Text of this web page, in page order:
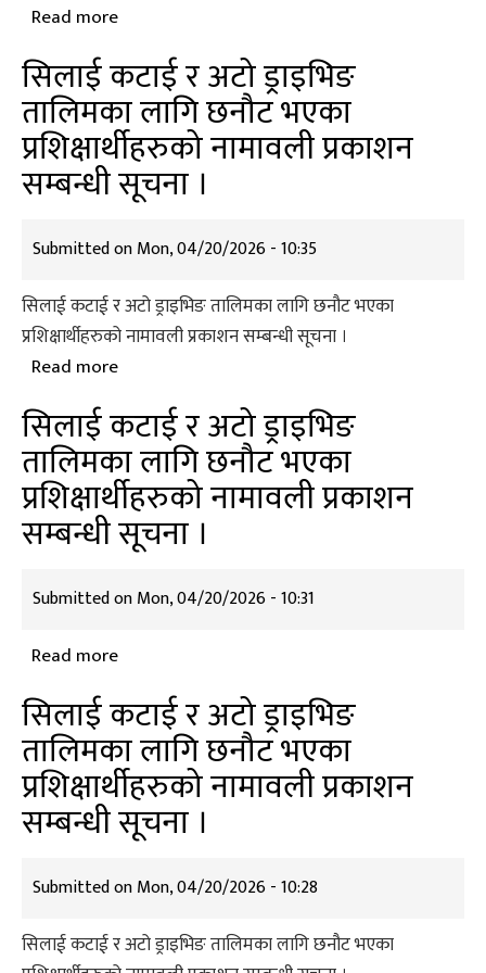
कार्यक्रम
भएको
सूचना
।
Read moreabout
कटाई
र
अटोड्राइभिङ
तालिमका
लागि
भएका
प्रशिक्षार्थीहरुको
नामावली
प्रकाशन
सूचना
।
सिलाई कटाई र अटो ड्राइभिङ
तालिमका लागि छनौट भएका
प्रशिक्षार्थीहरुको नामावली प्रकाशन
सम्बन्धी सूचना ।
Submitted onMon, 04/20/2026 - 10:35
सिलाई कटाई र अटो ड्राइभिङ तालिमका लागि छनौट भएका
प्रशिक्षार्थीहरुको नामावली प्रकाशन सम्बन्धी सूचना ।
Read moreabout
कटाई
र
अटो
ड्राइभिङ
तालिमका
छनौट
नामावली
प्रकाशन
सम्बन्धी
सूचना
।
सिलाई कटाई र अटो ड्राइभिङ
तालिमका लागि छनौट भएका
प्रशिक्षार्थीहरुको नामावली प्रकाशन
सम्बन्धी सूचना ।
Submitted onMon, 04/20/2026 - 10:31
Read moreabout
कटाई
र
अटो
ड्राइभिङ
तालिमका
छनौट
भएका
प्रशिक्षार्थीहरुको
सिलाई कटाई र अटो ड्राइभिङ
तालिमका लागि छनौट भएका
प्रशिक्षार्थीहरुको नामावली प्रकाशन
सम्बन्धी सूचना ।
Submitted onMon, 04/20/2026 - 10:28
सिलाई कटाई र अटो ड्राइभिङ तालिमका लागि छनौट भएका